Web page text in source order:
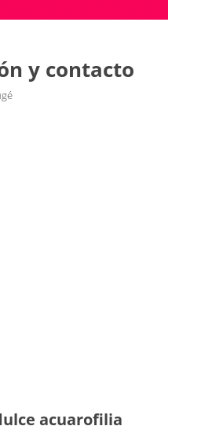
y contacto
acuarofilia